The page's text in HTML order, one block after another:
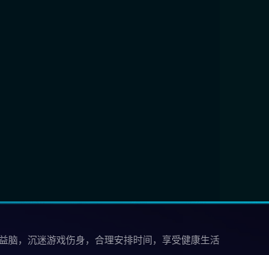
脑，沉迷游戏伤身，合理安排时间，享受健康生活